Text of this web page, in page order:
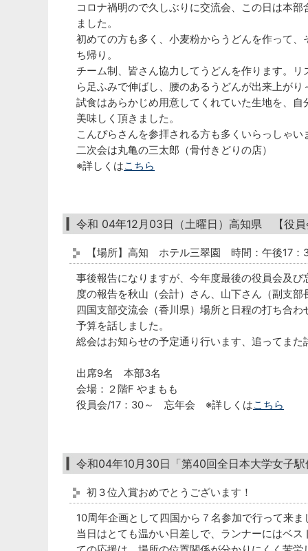
コロナ禍明ので久しぶりに交流会、この日は本部
ました。
初めての方も多く、小麦粉からうどんを作って、
ち帰り。
チーム制、皆さん協力してうどんを作ります。リ
ら足ふみで伸ばし、腰のあるうどんが出来上がり
試食はあらかじめ用意してくれていた生地を、自
美味しく頂きました。
こんぴらさんを参拝される方も多くいらっしゃい
二次会は丸亀の三太郎（骨付きどりの店）
※詳しくはこちら
令和 04年12月03日（土曜日）高知県 【役員
【場所】高知 ホテル三翠園 時間：午後17：
事後報告になりますが、今年度最後の役員会及び
度の報告を秋山（会計）さん、山下さん（副支
四国支部交流会（香川県）場所と日程の打ち合
予算を話しました。
総会はお知らせの予定通り行います、追ってまた
出席9名 本部3名
会場：２階F やまもも
役員会/17：30～ 忘年会 ※詳しくはこちら
令和04年10月30日「第40回全日本大学女子
初３位入賞おめでとうございます！
10周年企画として四国から７名参加で行って来ま
当日はとても温かい日差しで、ランナーにはベ